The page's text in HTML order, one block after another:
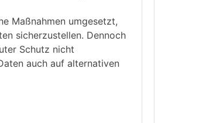
Maßnahmen umgesetzt,
sicherzustellen. Dennoch
Schutz nicht
auch auf alternativen